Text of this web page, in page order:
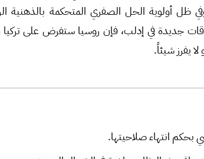
ظل أولوية الحل الصفري المتحكمة بالذهنية
جديدة في إدلب، فإن روسيا ستفرض على تركيا
يفرز شيئاً.
بحكم انتهاء صلاحيتها.